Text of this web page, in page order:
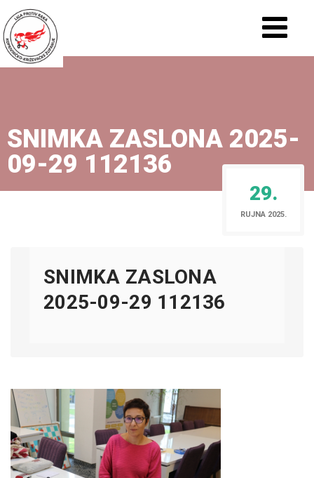
SNIMKA ZASLONA 2025-
09-29 112136
29.
RUJNA 2025.
SNIMKA ZASLONA
2025-09-29 112136